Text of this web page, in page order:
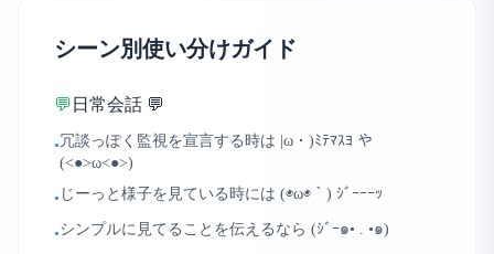
シーン別使い分けガイド
💬 日常会話 💬
•冗談っぽく監視を宣言する時は |ω・)ﾐﾃﾏｽﾖ や
(<●>ω<●>)
• じーっと様子を見ている時には (◉ω◉｀) ｼﾞｰｰｰｯ
•シンプルに見てることを伝えるなら (ｼﾞｰ๑• . •๑)